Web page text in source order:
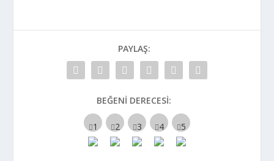
PAYLAŞ:
BEĞENI DERECESI: